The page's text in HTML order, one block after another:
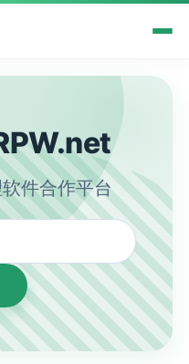
件合作平台